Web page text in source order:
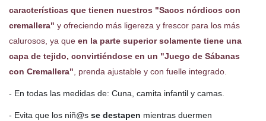
características que tienen nuestros "Sacos nórdicos con
cremallera" y ofreciendo más ligereza y frescor para los más
calurosos, ya que en la parte superior solamente tiene una
capa de tejido, convirtiéndose en un "Juego de Sábanas
con Cremallera" , prenda ajustable y con fuelle integrado.
- En todas las medidas de: Cuna, camita infantil y camas.
- Evita que los niñ@s se destapen mientras duermen